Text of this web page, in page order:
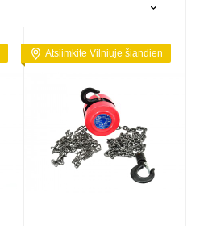
Atsiimkite Vilniuje šiandien